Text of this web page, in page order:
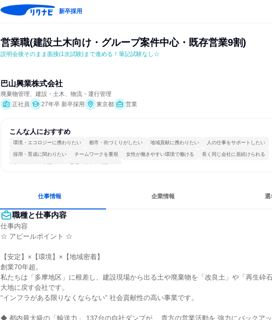
新卒採用
営業職(建設土木向け・グループ案件中心・既存営業9割)
説明会後そのまま面接(1次試験)まで進める！筆記試験なし☆
巴山興業株式会社
廃棄物管理、建設・土木、物流・運行管理
正社員
27年卒 新卒採用 東京都 営業
こんな人におすすめ
環境・エコロジーに携わりたい 都市・街づくりがしたい 地域貢献に携わりたい 人の仕事をサポートしたい
採用・育成に関わりたい チームワークを重視 女性が働きやすい環境で働ける 長く同じ会社に居続けられる
人とたくさん会話する 目標に追われず働ける
仕事情報 企業情報 選
職種と仕事内容
仕事内容
☆ アピールポイント ☆
【安定】×【環境】×【地域密着】
創業70年超。
私たちは「多摩地区」に根差し、建設現場から出る土や廃棄物を「改良土」や「再生砕
大地に戻す会社です。
“インフラがある限りなくならない” 社会貢献性の高い事業です。
◆ 都内最大級の「輸送力」 137台の自社ダンプが、 貴方の営業活動を 強力にバックア